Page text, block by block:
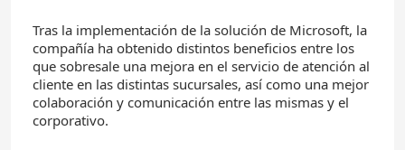
Tras la implementación de la solución de Microsoft, la
compañía ha obtenido distintos beneficios entre los
que sobresale una mejora en el servicio de atención al
cliente en las distintas sucursales, así como una mejor
colaboración y comunicación entre las mismas y el
corporativo.